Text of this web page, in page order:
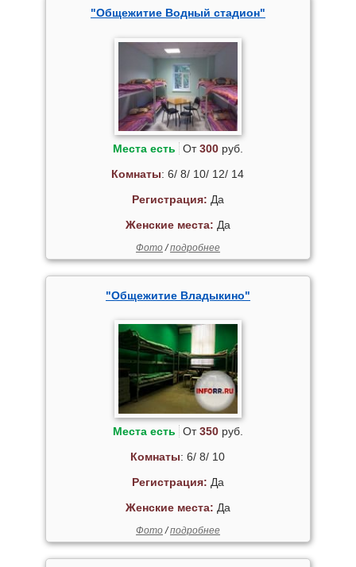
"Общежитие Водный стадион"
Места есть От300руб.
Комнаты: 6/ 8/ 10/ 12/ 14
Регистрация: Да
Женские места: Да
Фото/подробнее
"Общежитие Владыкино"
Места есть От350руб.
Комнаты: 6/ 8/ 10
Регистрация: Да
Женские места: Да
Фото/подробнее